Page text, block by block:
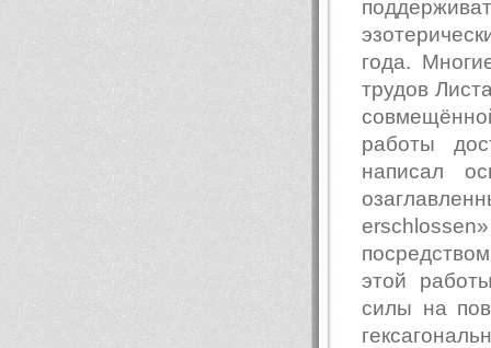
года.
трудов
работы
написал
этой
силы на